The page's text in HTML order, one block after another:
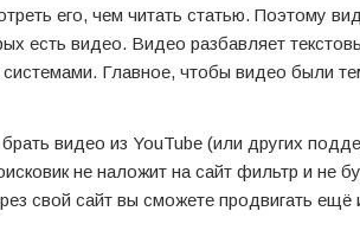
его, чем читать статью. Поэтому
есть видео. Видео разбавляет
Главное, чтобы видео были
видео из YouTube (или других
не наложит на сайт фильтр и не
свой сайт вы сможете продвигать ещё